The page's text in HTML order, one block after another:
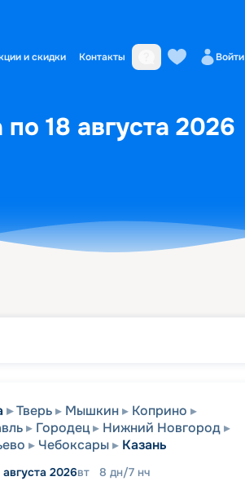
и скидки Контакты Войти
18 августа 2026
Тверь Мышкин
Коприно
Городец
Нижний Новгород
Чебоксары Казань
августа 2026вт 8 дн/7 нч